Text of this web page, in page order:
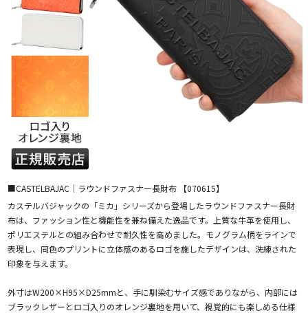
■CASTELBAJAC｜ラウンドファスナー長財布 【070615】
カステルバジャックの「ミカ」シリーズから登場したラウンドファスナー長財
布は、ファッション性と機能性を兼ね備えた逸品です。上質な牛革を使用し、
ポリエステルとの組み合わせで耐久性を高めました。モノグラム柄をラインで
表現し、同色のプリントに立体感のあるロゴを施したデザインは、洗練された
印象を与えます。
外寸はW200×H95×D25mmと、手に馴染むサイズ感でありながら、内部には
ブラックレザーとロゴ入りのオレンジ裏地を用いて、視覚的にも楽しめる仕様